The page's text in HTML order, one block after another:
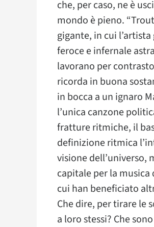
che, per caso, ne è
mondo è pieno.
gigante, in cui
feroce e infernale
lavorano per
ricorda in buona
in bocca a un ignaro
l’unica canzone
fratture ritmiche, il
definizione ritmica
visione dell’universo,
capitale per la musica
cui han beneficiato
Che dire, per tirare le
a loro stessi? Che